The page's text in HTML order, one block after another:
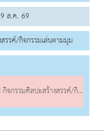
ส.ค. 69
รรค์/กิจกรรมเล่นตามมุม
ลปะสร้างสรรค์/กิจกรรมเล่นตามมุม